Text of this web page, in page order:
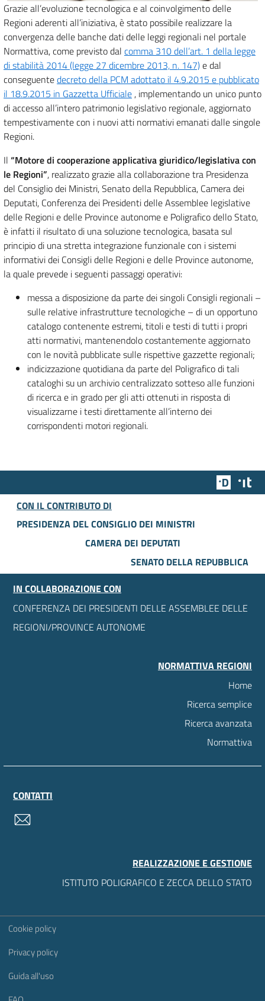
Grazie all’evoluzione tecnologica e al coinvolgimento delle
Regioni aderenti all’iniziativa, è stato possibile realizzare la
convergenza delle banche dati delle leggi regionali nel portale
Normattiva, come previsto dal comma 310 dell’art. 1 della legge
di stabilità 2014 (legge 27 dicembre 2013, n. 147)e dal
conseguentedecreto della PCM adottato il 4.9.2015 e pubblicato
il 18.9.2015 in Gazzetta Ufficiale , implementando un unico punto
di accesso all’intero patrimonio legislativo regionale, aggiornato
tempestivamente con i nuovi atti normativi emanati dalle singole
Regioni.
Il “Motore di cooperazione applicativa giuridico/legislativa con
le Regioni”, realizzato grazie alla collaborazione tra Presidenza
del Consiglio dei Ministri, Senato della Repubblica, Camera dei
Deputati, Conferenza dei Presidenti delle Assemblee legislative
delle Regioni e delle Province autonome e Poligrafico dello Stato,
è infatti il risultato di una soluzione tecnologica, basata sul
principio di una stretta integrazione funzionale con i sistemi
informativi dei Consigli delle Regioni e delle Province autonome,
la quale prevede i seguenti passaggi operativi:
messa a disposizione da parte dei singoli Consigli regionali –
sulle relative infrastrutture tecnologiche – di un opportuno
catalogo contenente estremi, titoli e testi di tutti i propri
atti normativi, mantenendolo costantemente aggiornato
con le novità pubblicate sulle rispettive gazzette regionali;
indicizzazione quotidiana da parte del Poligrafico di tali
cataloghi su un archivio centralizzato sotteso alle funzioni
di ricerca e in grado per gli atti ottenuti in risposta di
visualizzarne i testi direttamente all’interno dei
corrispondenti motori regionali.
Team
CON IL CONTRIBUTO DI
PRESIDENZA DEL CONSIGLIO DEI MINISTRI
CAMERA DEI DEPUTATI
SENATO DELLA REPUBBLICA
IN COLLABORAZIONE CON
CONFERENZA DEI PRESIDENTI DELLE ASSEMBLEE DELLE
REGIONI/PROVINCE AUTONOME
NORMATTIVA REGIONI
Home
Ricerca semplice
Ricerca avanzata
Normattiva
CONTATTI
REALIZZAZIONE E GESTIONE
ISTITUTO POLIGRAFICO E ZECCA DELLO STATO
Sezione Link Utili
Cookie policy
Privacy policy
Guida all'uso